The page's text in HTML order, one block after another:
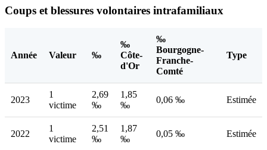
Coups et blessures volontaires intrafamiliaux
Année Valeur ‰
‰
Côte-
d'Or
‰
Bourgogne-
Franche-
Comté
Type
2023
1
victime
2,69
‰
1,85
‰
0,06 ‰ Estimée
2022
1
victime
2,51
‰
1,87
‰
0,05 ‰ Estimée